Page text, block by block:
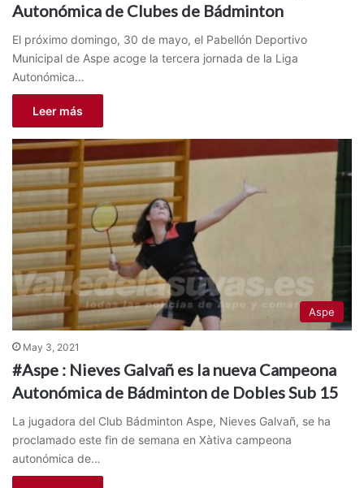
Autonómica de Clubes de Bádminton
El próximo domingo, 30 de mayo, el Pabellón Deportivo
Municipal de Aspe acoge la tercera jornada de la Liga
Autonómica…
Leer más
Aspe
May 3, 2021
#Aspe : Nieves Galvañ es la nueva Campeona
Autonómica de Bádminton de Dobles Sub 15
La jugadora del Club Bádminton Aspe, Nieves Galvañ, se ha
proclamado este fin de semana en Xàtiva campeona
autonómica de…